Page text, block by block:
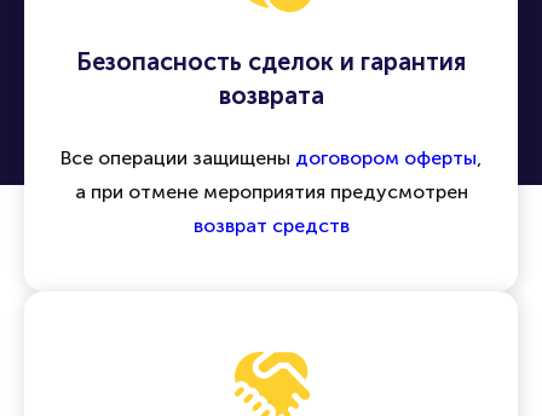
Безопасность сделок и гарантия
возврата
Все операции защищены договором оферты
а при отмене мероприятия предусмотрен
возврат средств